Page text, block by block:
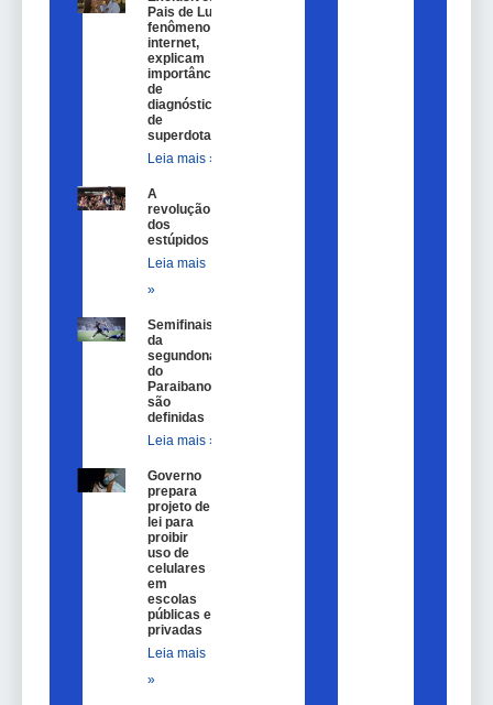
Pais de Lulu,
fenômeno na
internet,
explicam
importância
de
diagnóstico
de
superdotação
Leia mais »
A
revolução
dos
estúpidos
Leia mais
»
Semifinais
da
segundona
do
Paraibano
são
definidas
Leia mais »
Governo
prepara
projeto de
lei para
proibir
uso de
celulares
em
escolas
públicas e
privadas
Leia mais
»